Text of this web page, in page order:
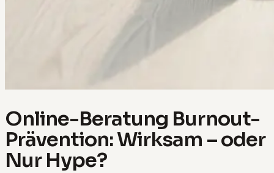
Online-Beratung Burnout-
Prävention: Wirksam – oder
Nur Hype?